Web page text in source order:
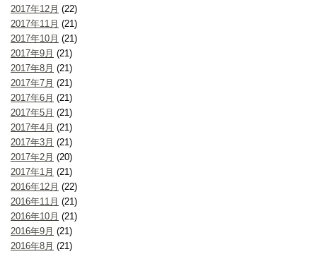
2017年12月 (22)
2017年11月 (21)
2017年10月 (21)
2017年9月 (21)
2017年8月 (21)
2017年7月 (21)
2017年6月 (21)
2017年5月 (21)
2017年4月 (21)
2017年3月 (21)
2017年2月 (20)
2017年1月 (21)
2016年12月 (22)
2016年11月 (21)
2016年10月 (21)
2016年9月 (21)
2016年8月 (21)